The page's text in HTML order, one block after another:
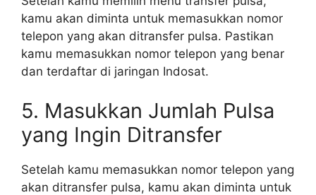
kamu akan diminta untuk memasukkan nomor
telepon yang akan ditransfer pulsa. Pastikan
kamu memasukkan nomor telepon yang benar
dan terdaftar di jaringan Indosat.
5. Masukkan Jumlah Pulsa
yang Ingin Ditransfer
Setelah kamu memasukkan nomor telepon yang
akan ditransfer pulsa, kamu akan diminta untuk